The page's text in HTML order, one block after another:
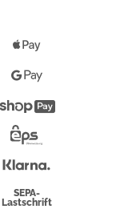
Pay
Google
Pay
Überweisung
SEPA-
Lastschrift